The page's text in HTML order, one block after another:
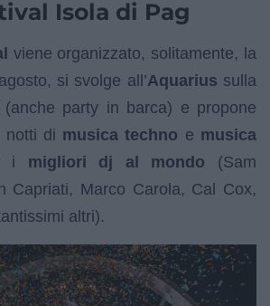
Isola di Pag
viene organizzato, solitamente, la
si svolge all’Aquarius sulla
(anche party in barca) e propone
notti di musica techno e musica
i migliori dj al mondo (Sam
Capriati, Marco Carola, Cal Cox,
altri).